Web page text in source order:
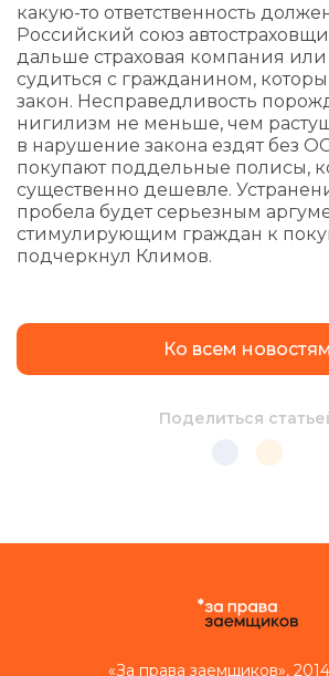
какую-то ответственность
Российский союз
дальше страховая компания
судиться с гражданином,
закон. Несправедливость
нигилизм не меньше, чем
в нарушение закона ездят без
покупают поддельные полисы,
существенно дешевле.
пробела будет серьезным
стимулирующим граждан к
подчеркнул Климов.
Ко всем новостям
Поделиться
«За права заемщиков»,